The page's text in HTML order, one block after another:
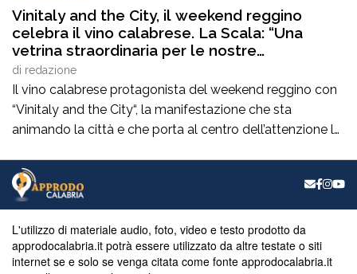
Vinitaly and the City, il weekend reggino
celebra il vino calabrese. La Scala: “Una
vetrina straordinaria per le nostre
eccellenze”
di redazione
Il vino calabrese protagonista del weekend reggino con
“Vinitaly and the City“, la manifestazione che sta
animando la città e che porta al centro dell’attenzione le
che incrocia promozione, cultura, turismo e
valorizzazione delle produzioni locali e che raccoglie il
plauso del consigliere comunaleRocco La Scala. “È una
manifestazione […]
L'utilizzo di materiale audio, foto, video e testo prodotto da
approdocalabria.it potrà essere utilizzato da altre testate o siti
internet se e solo se venga citata come fonte approdocalabria.it